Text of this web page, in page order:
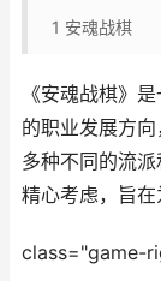
1 安魂战棋
《安魂战棋》
的职业发展方
多种不同的流
精心考虑，旨在
class="game-